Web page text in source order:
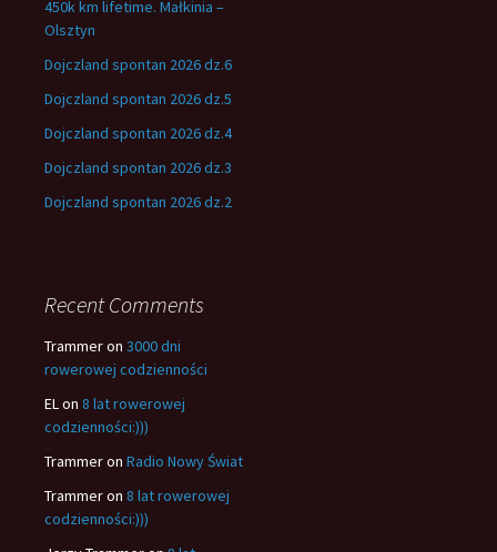
450k km lifetime. Małkinia –
Olsztyn
Dojczland spontan 2026 dz.6
Dojczland spontan 2026 dz.5
Dojczland spontan 2026 dz.4
Dojczland spontan 2026 dz.3
Dojczland spontan 2026 dz.2
Recent Comments
Trammeron 3000 dni
rowerowej codzienności
ELon 8 lat rowerowej
codzienności:)))
Trammeron Radio Nowy Świat
Trammeron 8 lat rowerowej
codzienności:)))